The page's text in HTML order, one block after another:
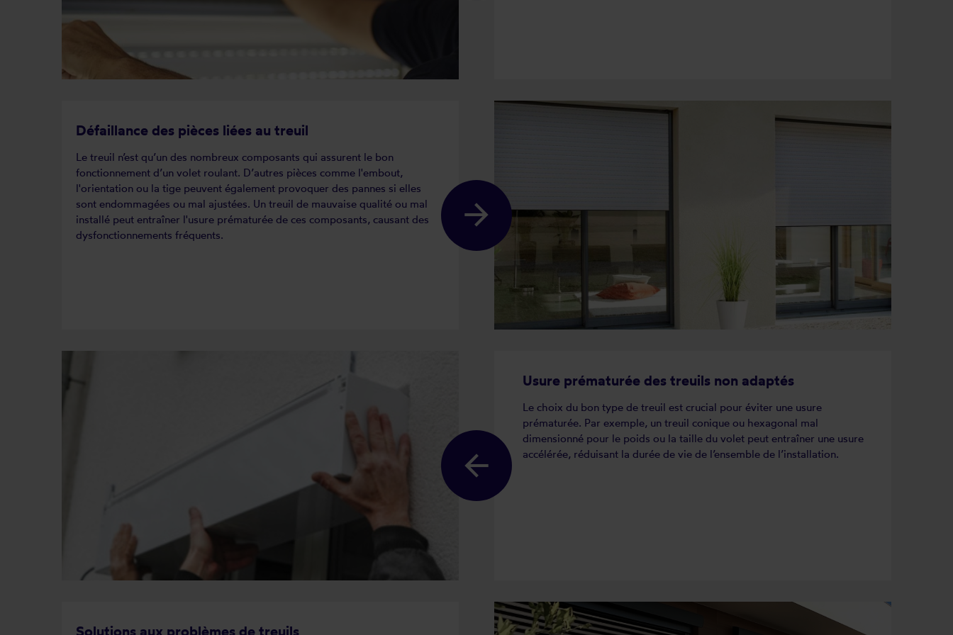
Défaillance des pièces liées au treuil
Le treuil n’est qu’un des nombreux composants qui assurent le bon
fonctionnement d’un volet roulant. D’autres pièces comme l'embout,
l'orientation ou la tige peuvent également provoquer des pannes si elles
sont endommagées ou mal ajustées. Un treuil de mauvaise qualité ou mal
installé peut entraîner l'usure prématurée de ces composants, causant des
dysfonctionnements fréquents.
Usure prématurée des treuils non adaptés
Le choix du bon type de treuil est crucial pour éviter une usure
prématurée. Par exemple, un treuil conique ou hexagonal mal
dimensionné pour le poids ou la taille du volet peut entraîner une usure
accélérée, réduisant la durée de vie de l’ensemble de l’installation.
Solutions aux problèmes de treuils